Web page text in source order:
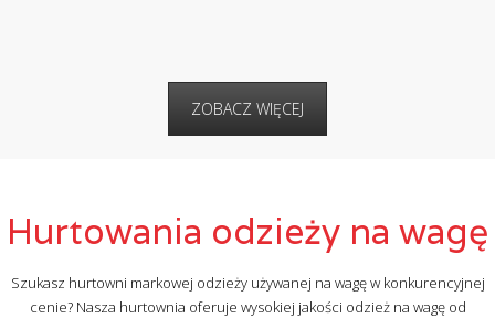
ZOBACZ WIĘCEJ
Hurtowania odzieży na wagę
Szukasz hurtowni markowej odzieży używanej na wagę w konkurencyjnej
cenie? Nasza hurtownia oferuje wysokiej jakości odzież na wagę od